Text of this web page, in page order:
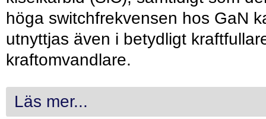
höga switchfrekvensen hos GaN
utnyttjas även i betydligt
kraftomvandlare.
Läs mer...